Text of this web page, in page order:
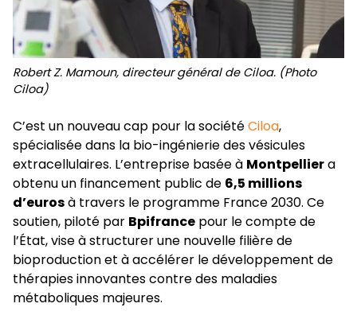
Robert Z. Mamoun, directeur général de Ciloa. (Photo
Ciloa)
C’est un nouveau cap pour la sociétéCiloa,
spécialisée dans la bio-ingénierie des vésicules
extracellulaires. L’entreprise basée à Montpelliera
obtenu un financement public de 6,5 millions
d’eurosà travers le programme France 2030. Ce
soutien, piloté par Bpifrance pour le compte de
l’État, vise à structurer une nouvelle filière de
bioproduction et à accélérer le développement de
thérapies innovantes contre des maladies
métaboliques majeures.